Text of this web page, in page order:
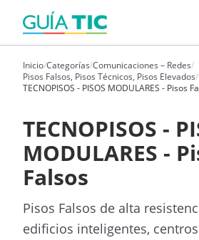
Inicio/Categorías/Comunicaciones – Redes/
Pisos Falsos, Pisos Técnicos, Pisos Elevados/
TECNOPISOS - PISOS MODULARES - Pisos
TECNOPISOS -
MODULARES -
Falsos
Pisos Falsos de alta
edificios inteligentes,